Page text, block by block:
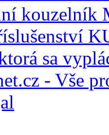
kouzelník
sa
- Vše